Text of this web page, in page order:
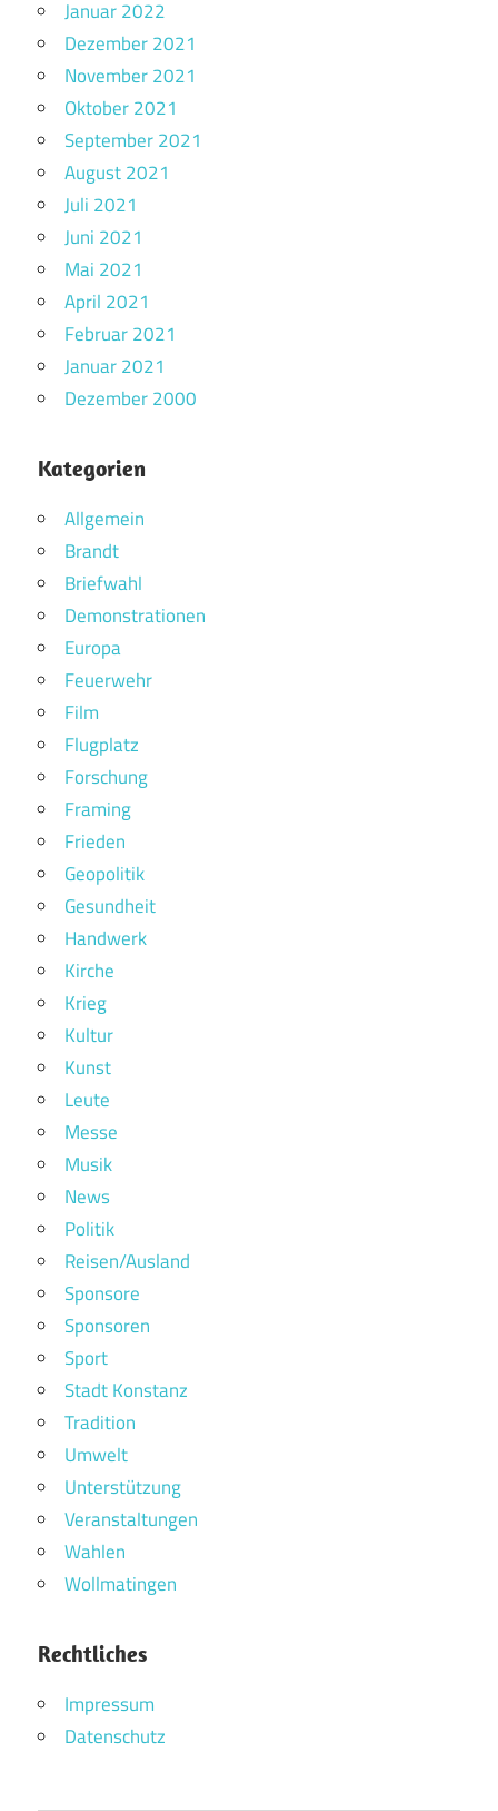
Januar 2022
Dezember 2021
November 2021
Oktober 2021
September 2021
August 2021
Juli 2021
Juni 2021
Mai 2021
April 2021
Februar 2021
Januar 2021
Dezember 2000
Kategorien
Allgemein
Brandt
Briefwahl
Demonstrationen
Europa
Feuerwehr
Film
Flugplatz
Forschung
Framing
Frieden
Geopolitik
Gesundheit
Handwerk
Kirche
Krieg
Kultur
Kunst
Leute
Messe
Musik
News
Politik
Reisen/Ausland
Sponsore
Sponsoren
Sport
Stadt Konstanz
Tradition
Umwelt
Unterstützung
Veranstaltungen
Wahlen
Wollmatingen
Rechtliches
Impressum
Datenschutz